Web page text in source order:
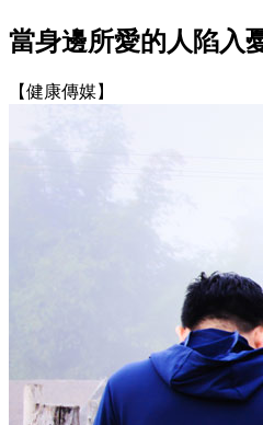
當身邊所愛的人陷入
【健康傳媒】